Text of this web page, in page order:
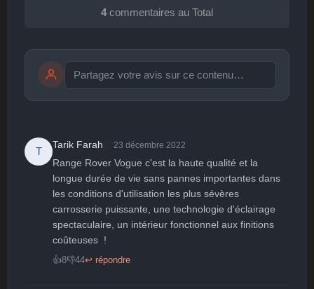
4commentaires au Total
🤩
Parfait
👏
Bravo
😄
Réjoui
🙂
Content
😐
😮
Surpris
😞
Déçu
😠
Enervé
😨
Effrayé
publication immédiate Publier
T
Tarik Farah 23 décembre 2022
Range Rover Vogue c'est la haute qualité et la
longue durée de vie sans pannes importantes dans
les conditions d'utilisation les plus sévères
carrosserie puissante, une technologie d'éclairage
spectaculaire, un intérieur fonctionnel aux finitions
coûteuses  !
👍8👎44↩ répondre